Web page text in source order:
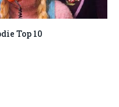
Top 10